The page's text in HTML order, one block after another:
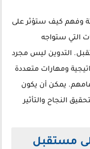
وفهم كيف ستؤثر على
التي ستواجه
التدوين ليس مجرد
ومهارات متعددة
يمكن أن يكون
النجاح والتأثير
على مستقبل